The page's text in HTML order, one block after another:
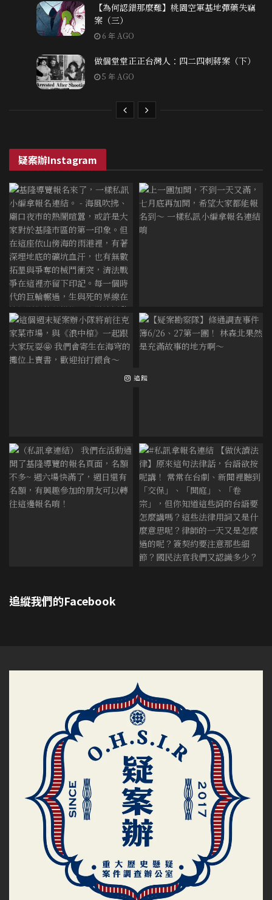
【為何認錯那麼難】桃園空軍基地彈藥失竊
案（三）
6 年 AGO
做個堂堂正正台灣人：四二四刺蔣案（下）
5 年 AGO
疑案辦Instagram
追蹤
追縱我們的Facebook